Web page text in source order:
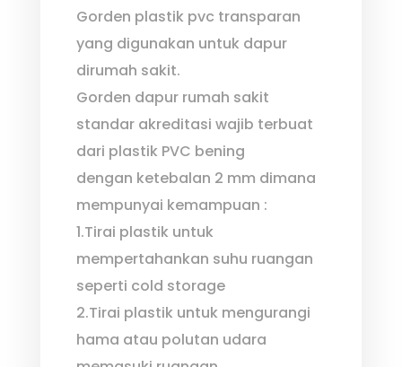
Gorden plastik pvc transparan
yang digunakan untuk dapur
dirumah sakit.
Gorden dapur rumah sakit
standar akreditasi wajib terbuat
dari plastik PVC bening
dengan ketebalan 2 mm dimana
mempunyai kemampuan :
1.Tirai plastik untuk
mempertahankan suhu ruangan
seperti cold storage
2.Tirai plastik untuk mengurangi
hama atau polutan udara